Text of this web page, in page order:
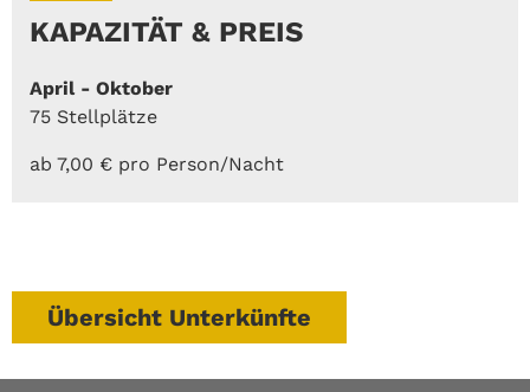
KAPAZITÄT & PREIS
April - Oktober
75 Stellplätze
ab 7,00 € pro Person/Nacht
Übersicht Unterkünfte